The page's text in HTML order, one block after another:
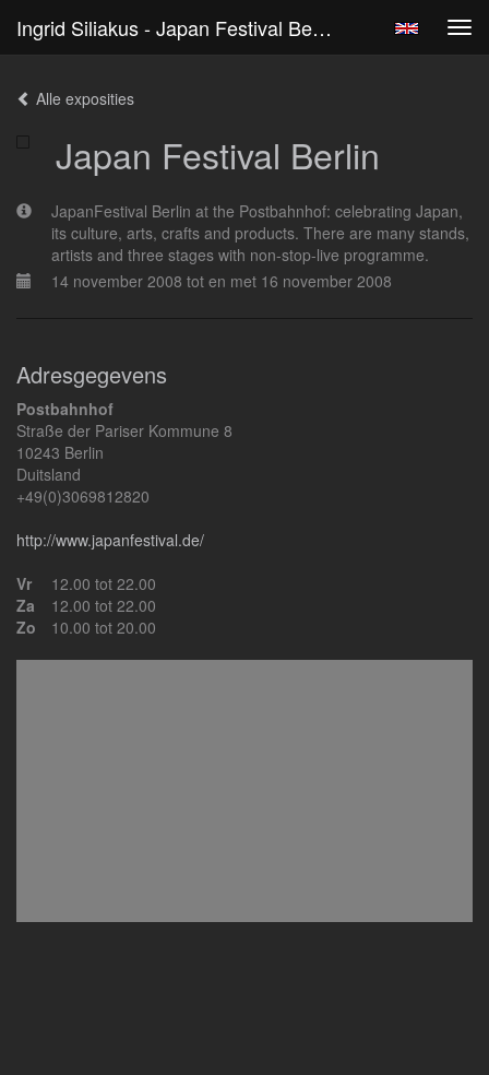
Ingrid Siliakus - Japan Festival Berlin
Alle exposities
Japan Festival Berlin
JapanFestival Berlin at the Postbahnhof: celebrating Japan,
its culture, arts, crafts and products. There are many stands,
artists and three stages with non-stop-live programme.
14 november 2008 tot en met 16 november 2008
Adresgegevens
Postbahnhof
Straße der Pariser Kommune 8
10243 Berlin
Duitsland
+49(0)3069812820
http://www.japanfestival.de/
Vr
12.00 tot 22.00
Za
12.00 tot 22.00
Zo
10.00 tot 20.00